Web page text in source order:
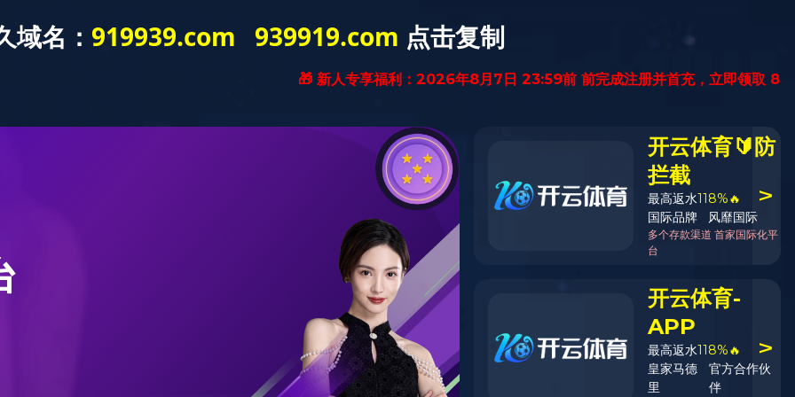
进九游(中国) 新闻中心 产品中心 全球市场 服务支持 人才招聘